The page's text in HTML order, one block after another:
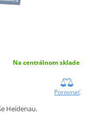
Na centrálnom sklade
Porovnať
Heidenau.